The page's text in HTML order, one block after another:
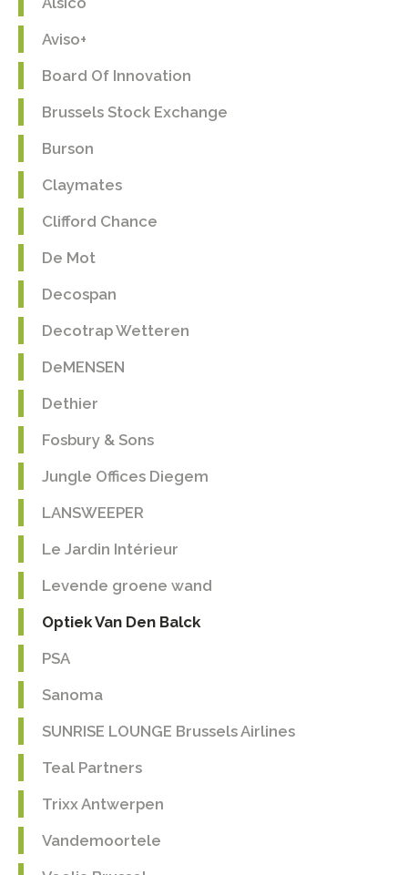
Aviso+
Board Of Innovation
Brussels Stock Exchange
Burson
Claymates
Clifford Chance
De Mot
Decospan
Decotrap Wetteren
DeMENSEN
Dethier
Fosbury & Sons
Jungle Offices Diegem
LANSWEEPER
Le Jardin Intérieur
Levende groene wand
Optiek Van Den Balck
PSA
Sanoma
SUNRISE LOUNGE Brussels Airlines
Teal Partners
Trixx Antwerpen
Vandemoortele